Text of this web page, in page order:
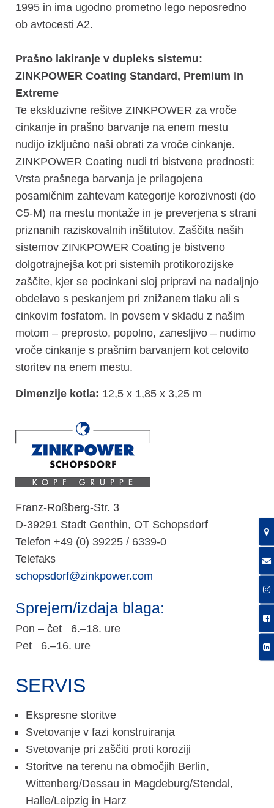
1995 in ima ugodno prometno lego neposredno
ob avtocesti A2.
Prašno lakiranje v dupleks sistemu:
ZINKPOWER Coating Standard, Premium in
Extreme
Te ekskluzivne rešitve ZINKPOWER za vroče
cinkanje in prašno barvanje na enem mestu
nudijo izključno naši obrati za vroče cinkanje.
ZINKPOWER Coating nudi tri bistvene prednosti:
Vrsta prašnega barvanja je prilagojena
posamičnim zahtevam kategorije korozivnosti (do
C5-M) na mestu montaže in je preverjena s strani
priznanih raziskovalnih inštitutov. Zaščita naših
sistemov ZINKPOWER Coating je bistveno
dolgotrajnejša kot pri sistemih protikorozijske
zaščite, kjer se pocinkani sloj pripravi na nadaljnjo
obdelavo s peskanjem pri znižanem tlaku ali s
cinkovim fosfatom. In povsem v skladu z našim
motom – preprosto, popolno, zanesljivo – nudimo
vroče cinkanje s prašnim barvanjem kot celovito
storitev na enem mestu.
Dimenzije kotla: 12,5 x 1,85 x 3,25 m
Franz-Roßberg-Str. 3
D-39291 Stadt Genthin, OT Schopsdorf
Telefon +49 (0) 39225 / 6339-0
Telefaks
schopsdorf@zinkpower.com
Sprejem/izdaja blaga:
Pon – čet 6.–18. ure
Pet 6.–16. ure
SERVIS
Ekspresne storitve
Svetovanje v fazi konstruiranja
Svetovanje pri zaščiti proti koroziji
Storitve na terenu na območjih Berlin,
Wittenberg/Dessau in Magdeburg/Stendal,
Halle/Leipzig in Harz